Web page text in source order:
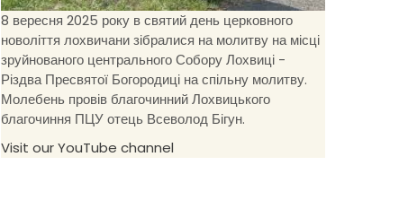
8 вересня 2025 року в святий день церковного
новоліття лохвичани зібралися на молитву на місці
зруйнованого центрального Собору Лохвиці -
Різдва Пресвятої Богородиці на спільну молитву.
Молебень провів благочинний Лохвицького
благочиння ПЦУ отець Всеволод Бігун.
Visit our YouTube channel